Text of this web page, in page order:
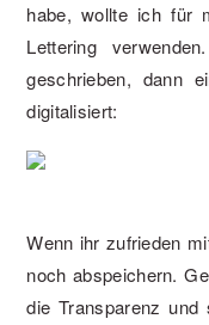
habe, wollte ich für
Lettering
geschrieben, dann
digitalisiert:
Wenn ihr zufrieden
noch abspeichern.
die Transparenz